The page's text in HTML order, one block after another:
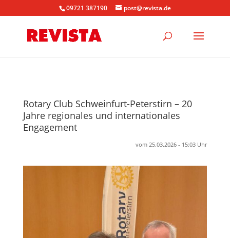
09721 387190 post@revista.de
Rotary Club Schweinfurt-Peterstirn – 20
Jahre regionales und internationales
Engagement
vom 25.03.2026 - 15:03 Uhr